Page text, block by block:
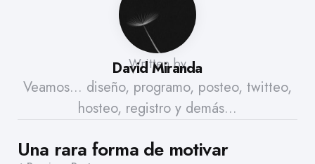
Written by
David Miranda
Veamos... diseño, programo, posteo, twitteo,
hosteo, registro y demás...
Post
Una rara forma de motivar